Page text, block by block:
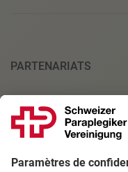
PARTENARIATS